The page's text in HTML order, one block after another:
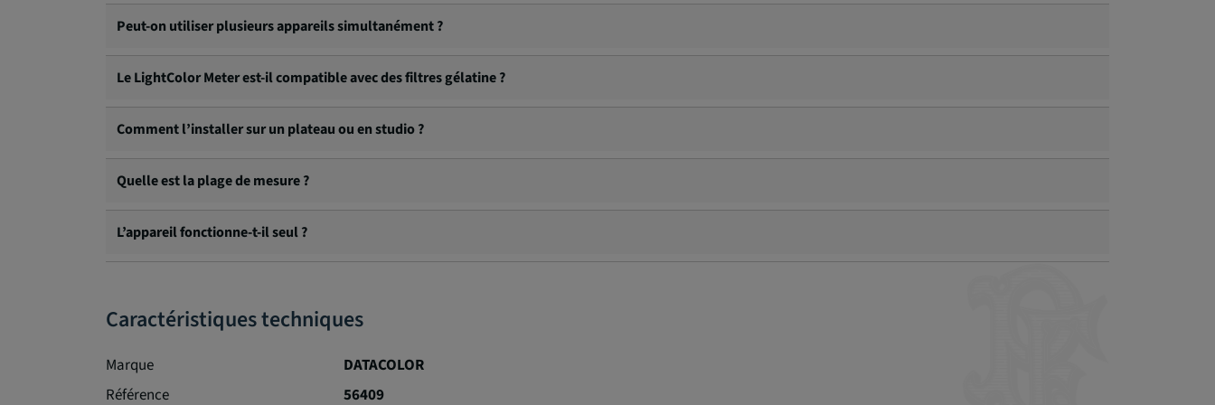
Peut-on utiliser plusieurs appareils simultanément ?
Le LightColor Meter est-il compatible avec des filtres gélatine ?
Comment l’installer sur un plateau ou en studio ?
Quelle est la plage de mesure ?
L’appareil fonctionne-t-il seul ?
Caractéristiques techniques
Marque
DATACOLOR
Référence
56409